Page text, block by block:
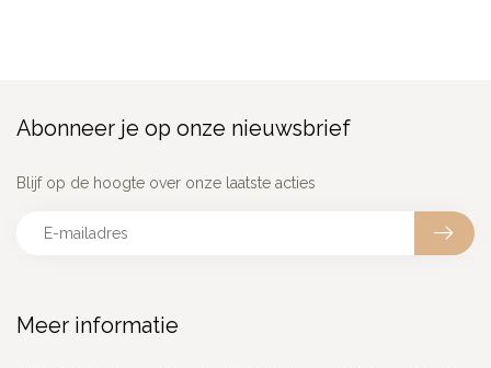
Meer informatie
Abonneer je op onze nieuwsbrief
Blijf op de hoogte over onze laatste acties